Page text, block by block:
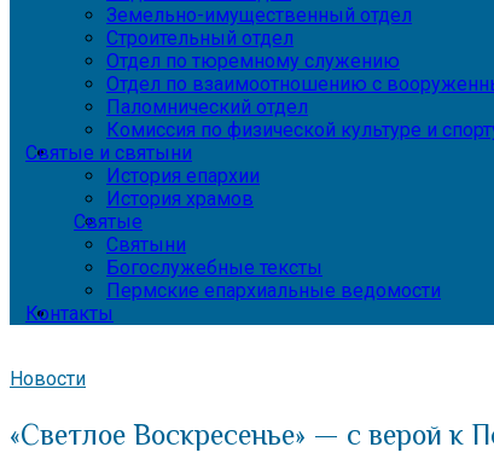
Земельно-имущественный отдел
Строительный отдел
Отдел по тюремному служению
Отдел по взаимоотношению с
Паломнический отдел
Комиссия по физической культуре и
Святые и святыни
История епархии
История храмов
Святые
Святыни
Богослужебные тексты
Пермские епархиальные ведомости
Контакты
Новости
«Светлое Воскресенье» — с верой к